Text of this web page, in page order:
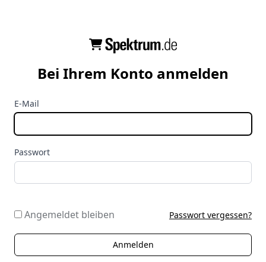
Bei Ihrem Konto anmelden
E-Mail
Passwort
Angemeldet bleiben Passwort vergessen?